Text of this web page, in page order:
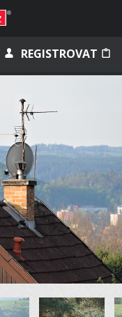
REGISTROVAT
webu?